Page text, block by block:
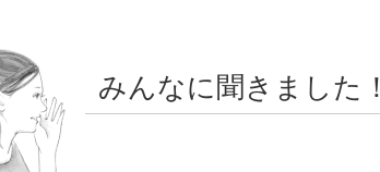
みんなに聞きました！